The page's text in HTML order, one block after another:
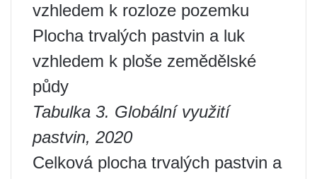
vzhledem k rozloze pozemku
Plocha trvalých pastvin a luk
vzhledem k ploše zemědělské
půdy
Tabulka 3. Globální využití
pastvin, 2020
Celková plocha trvalých pastvin a